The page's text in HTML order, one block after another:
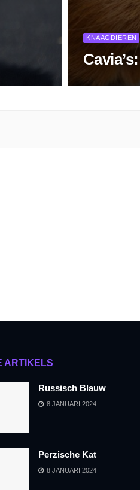
KNAAGDIEREN
ARTIKELS
Russisch Blauw
8 JANUARI 2024
Perzische Kat
8 JANUARI 2024